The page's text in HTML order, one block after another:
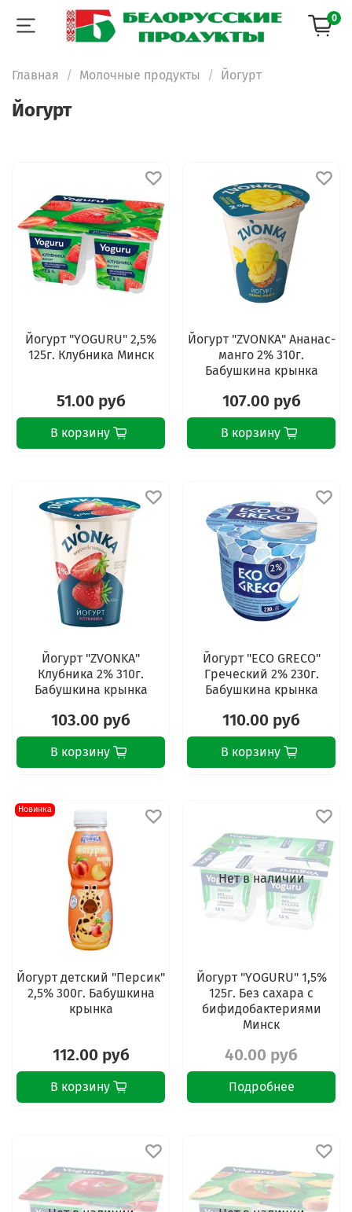
0
Главная Молочные продукты Йогурт
Йогурт
Йогурт "YOGURU" 2,5%
125г. Клубника Минск
51.00 руб
В корзину
Йогурт "ZVONKA" Ананас-
манго 2% 310г.
Бабушкина крынка
107.00 руб
В корзину
Йогурт "ZVONKA"
Клубника 2% 310г.
Бабушкина крынка
103.00 руб
В корзину
Йогурт "ECO GRECO"
Греческий 2% 230г.
Бабушкина крынка
110.00 руб
В корзину
Новинка
Йогурт детский "Персик"
2,5% 300г. Бабушкина
крынка
112.00 руб
В корзину
Нет в наличии
Йогурт "YOGURU" 1,5%
125г. Без сахара с
бифидобактериями
Минск
40.00 руб
Подробнее